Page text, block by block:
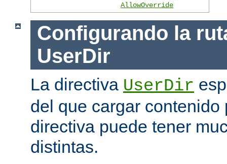
AllowOverride
Configurando la
UserDir
La directiva UserDir
del que cargar contenido
directiva puede tener
distintas.